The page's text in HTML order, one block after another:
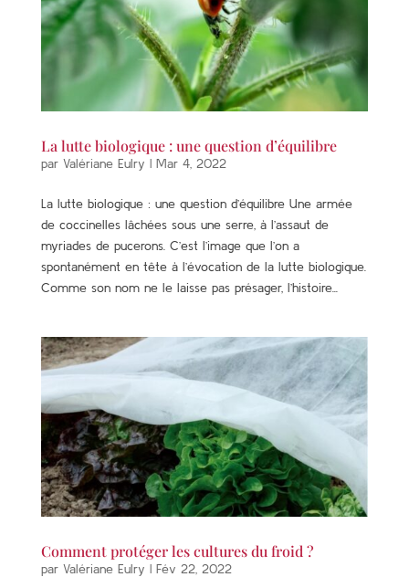
La lutte biologique : une question d’équilibre
par Valériane Eulry | Mar 4, 2022
La lutte biologique : une question d’équilibre Une armée
de coccinelles lâchées sous une serre, à l’assaut de
myriades de pucerons. C’est l’image que l’on a
spontanément en tête à l’évocation de la lutte biologique.
Comme son nom ne le laisse pas présager, l’histoire...
Comment protéger les cultures du froid ?
par Valériane Eulry | Fév 22, 2022